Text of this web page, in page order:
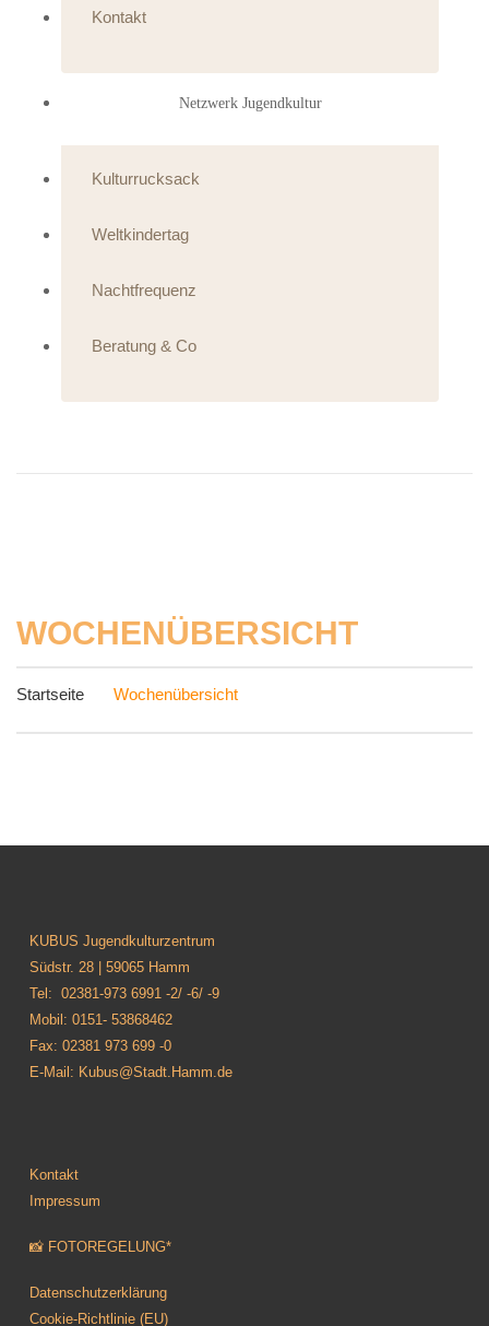
Kontakt
Netzwerk Jugendkultur
Kulturrucksack
Weltkindertag
Nachtfrequenz
Beratung & Co
WOCHENÜBERSICHT
Startseite Wochenübersicht
KUBUS Jugendkulturzentrum
Südstr. 28 | 59065 Hamm
Tel: 02381-973 6991 -2/ -6/ -9
Mobil: 0151- 53868462
Fax: 02381 973 699 -0
E-Mail: Kubus@Stadt.Hamm.de
Kontakt
Impressum
📸 FOTOREGELUNG*
Datenschutzerklärung
Cookie-Richtlinie (EU)